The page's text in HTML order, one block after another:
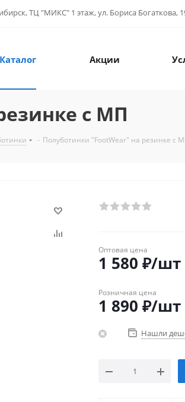
ТЦ "МИКС" 1 этаж, ул. Бориса Богаткова,
Каталог Акции
с МП
- Полуботинки "FootWear" на резинке с
Оптовая цена
1 580 ₽/шт
Розничная цена
1 890 ₽/шт
Нашли